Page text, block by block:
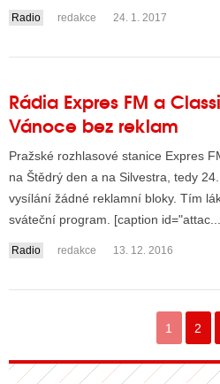
....
Radio redakce 24. 1. 2017
Rádia Expres FM a
Vánoce bez reklam
Pražské rozhlasové stanice Expres
na Štědrý den a na Silvestra, tedy
vysílání žádné reklamní bloky. Tím
sváteční program. [caption id="attac...
Radio redakce 13. 12. 2016
1 2